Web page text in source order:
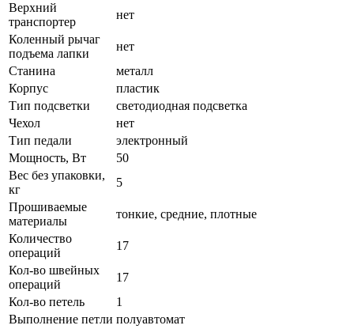
Верхний
транспортер
нет
Коленный рычаг
подъема лапки
нет
Станина
металл
Корпус
пластик
Тип подсветки
светодиодная подсветка
Чехол
нет
Тип педали
электронный
Мощность, Вт
50
Вес без упаковки,
кг
5
Прошиваемые
материалы
тонкие, средние, плотные
Количество
операций
17
Кол-во швейных
операций
17
Кол-во петель
1
Выполнение петли полуавтомат